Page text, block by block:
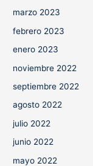
marzo 2023
febrero 2023
enero 2023
noviembre 2022
septiembre 2022
agosto 2022
julio 2022
junio 2022
mayo 2022